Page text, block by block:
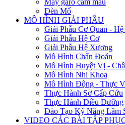
Máy garo cầm máu
Đèn Mổ
MÔ HÌNH GIẢI PHẪU
Giải Phẫu Cơ Quan -
Giải Phẫu Hệ Cơ
Giải Phẫu Hệ Xương
Mô Hình Chẩn Đoán
Mô Hình Huyệt Vị -
Mô Hình Nhi Khoa
Mô Hình Động - Thực
Thực Hành Sơ Cấp Cứu
Thực Hành Điều Dưỡng
Đào Tạo Kỹ Năng Lâm
VIDEO CÁC BÀI TẬP